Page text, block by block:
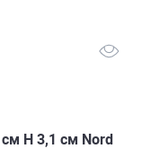
H 3,1 см Nord